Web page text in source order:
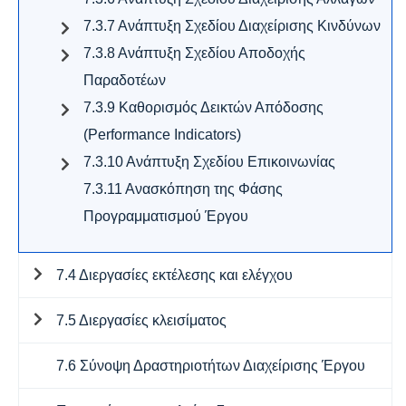
7.3.7 Ανάπτυξη Σχεδίου Διαχείρισης Κινδύνων
7.3.8 Ανάπτυξη Σχεδίου Αποδοχής
Παραδοτέων
7.3.9 Καθορισμός Δεικτών Απόδοσης
(Performance Indicators)
7.3.10 Ανάπτυξη Σχεδίου Επικοινωνίας
7.3.11 Ανασκόπηση της Φάσης
Προγραμματισμού Έργου
7.4 Διεργασίες εκτέλεσης και ελέγχου
7.5 Διεργασίες κλεισίματος
7.6 Σύνοψη Δραστηριοτήτων Διαχείρισης Έργου